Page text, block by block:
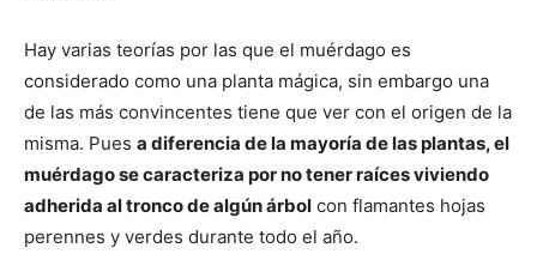
Hay varias teorías por las que el muérdago es
considerado como una planta mágica, sin embargo una
de las más convincentes tiene que ver con el origen de la
misma. Pues a diferencia de la mayoría de las plantas, el
muérdago se caracteriza por no tener raíces viviendo
adherida al tronco de algún árbol con flamantes hojas
perennes y verdes durante todo el año.